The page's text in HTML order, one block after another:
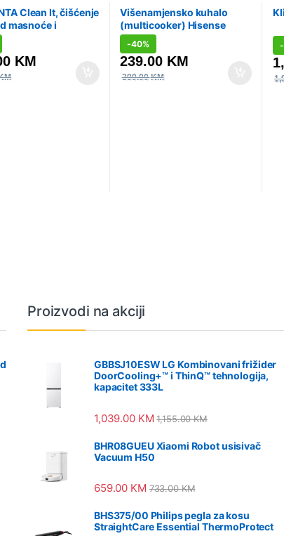
Clean It, čišćenje
masnoće i
prenosivi čistač
KM
Višenamjensko kuhalo
(multicooker) Hisense
HMC6SBK
-40%
239.00 KM
399.00KM
-
Proizvodi na akciji
GBBSJ10ESW LG Kombinovani frižider
DoorCooling+™ i ThinQ™ tehnologija,
kapacitet 333L
1,039.00 KM 1,155.00KM
BHR08GUEU Xiaomi Robot usisivač
Vacuum H50
659.00 KM 733.00KM
BHS375/00 Philips pegla za kosu
StraightCare Essential ThermoProtect